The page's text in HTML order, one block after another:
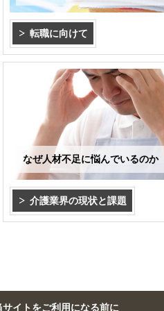
転職に向けて
なぜ人材不足に悩んでいるのか
介護業界の現状と課題
サイトをご利用になる前に